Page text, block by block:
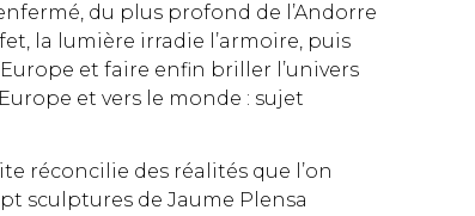
du plus profond de l’Andorre
la lumière irradie l’armoire, puis
et faire enfin briller l’univers
et vers le monde : sujet
réconcilie des réalités que l’on
sculptures de Jaume Plensa